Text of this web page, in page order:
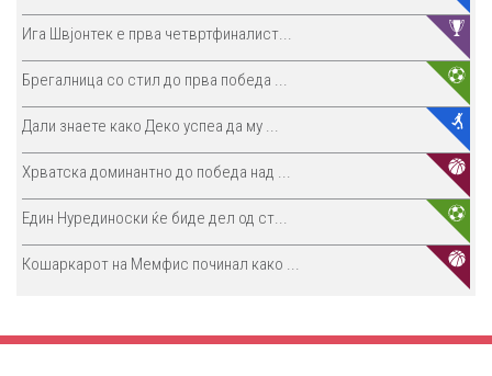
Ига Швјонтек е прва четвртфиналист...
Брегалница со стил до прва победа ...
Дали знаете како Деко успеа да му ...
Хрватска доминантно до победа над ...
Един Нурединоски ќе биде дел од ст...
Кошаркарот на Мемфис починал како ...